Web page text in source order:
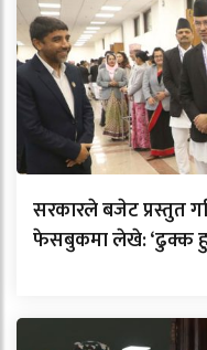
सरकारले बजेट प्रस्तुत
फेसबुकमा लेखे: ‘ढुक्क